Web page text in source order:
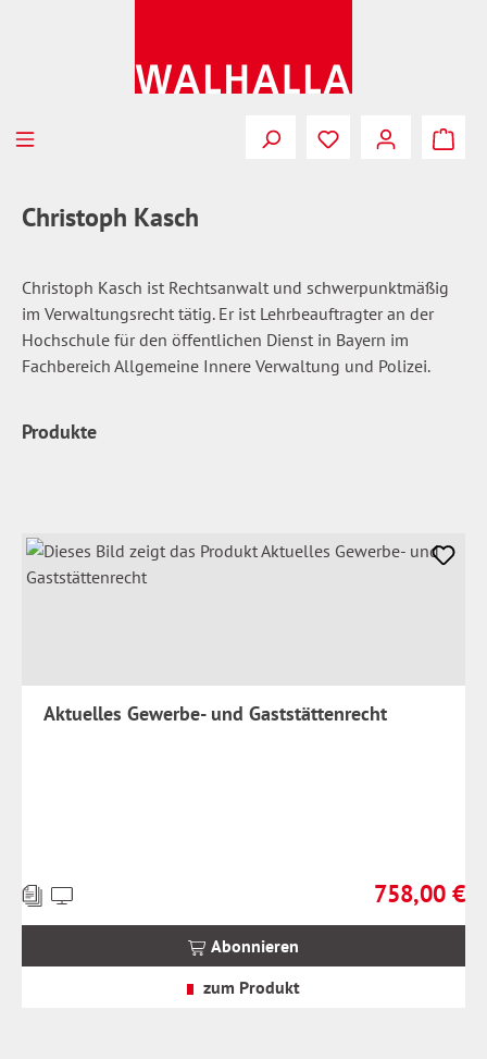
Du hast 0
Christoph Kasch
Christoph Kasch ist Rechtsanwalt und schwerpunktmäßig
im Verwaltungsrecht tätig. Er ist Lehrbeauftragter an der
Hochschule für den öffentlichen Dienst in Bayern im
Fachbereich Allgemeine Innere Verwaltung und Polizei.
Produkte
Aktuelles Gewerbe- und Gaststättenrecht
Regulärer
758,00 €
Preise
inkl.
Abonnieren
zum Produkt